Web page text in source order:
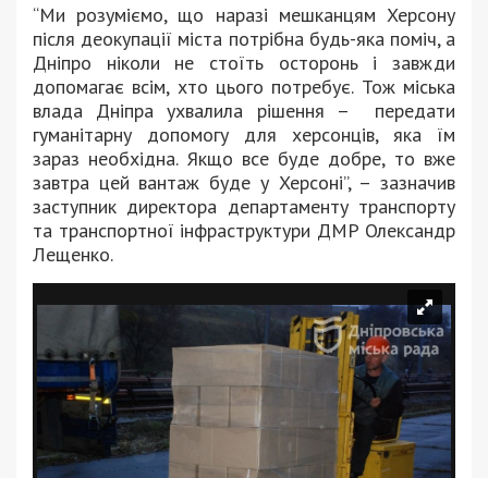
“Ми розуміємо, що наразі мешканцям Херсону
після деокупації міста потрібна будь-яка поміч, а
Дніпро ніколи не стоїть осторонь і завжди
допомагає всім, хто цього потребує. Тож міська
влада Дніпра ухвалила рішення – передати
гуманітарну допомогу для херсонців, яка їм
зараз необхідна. Якщо все буде добре, то вже
завтра цей вантаж буде у Херсоні”, – зазначив
заступник директора департаменту транспорту
та транспортної інфраструктури ДМР Олександр
Лещенко.